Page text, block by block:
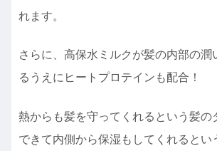
れます。
さらに、高保水ミルクが髪の内部の潤
るうえにヒートプロテインも配合！
熱からも髪を守ってくれるという髪の
できて内側から保湿もしてくれるとい